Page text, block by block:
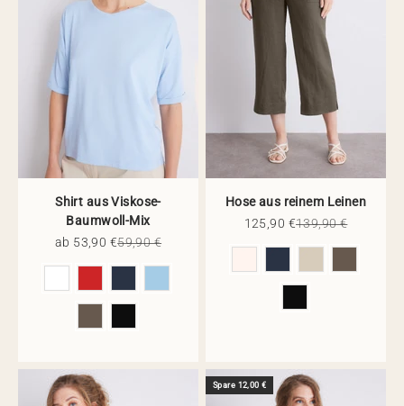
Shirt aus Viskose-
Baumwoll-Mix
Angebot
ab 53,90 €Regulärer Preis
59,90 €
Hose aus reinem Leinen
Angebot
125,90 €Regulärer Preis
139,90 €
Spare 12,00 €